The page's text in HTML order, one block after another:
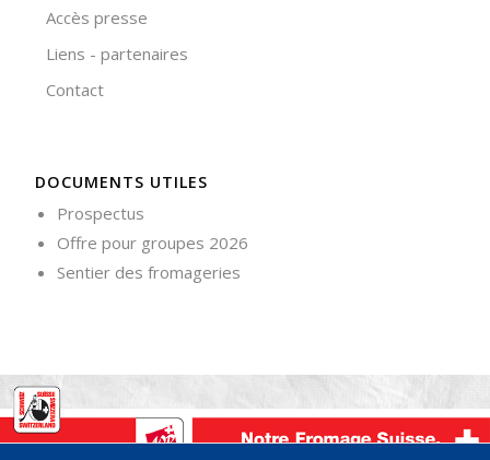
Accès presse
Liens - partenaires
Contact
DOCUMENTS UTILES
Prospectus
Offre pour groupes 2026
Sentier des fromageries